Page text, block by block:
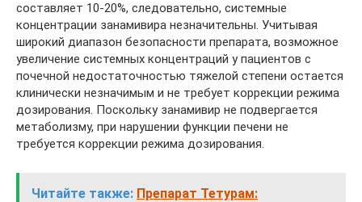
составляет 10-20%, следовательно, системные
концентрации занамивира незначительны. Учитывая
широкий диапазон безопасности препарата, возможное
увеличение системных концентраций у пациентов с
почечной недостаточностью тяжелой степени остается
клинически незначимым и не требует коррекции режима
дозирования. Поскольку занамивир не подвергается
метаболизму, при нарушении функции печени не
требуется коррекции режима дозирования.
Читайте также: Препарат Тетурам: